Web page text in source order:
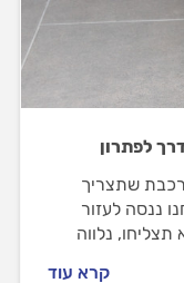
לפתרון
שתצריך
ננסה לעזור
נלווה
קרא עוד